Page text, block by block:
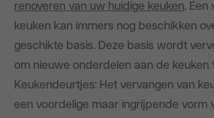
renoveren van uw huidige keuken. Een
keuken kan immers nog beschikken
geschikte basis. Deze basis wordt
om nieuwe onderdelen aan de keuken
Keukendeurtjes: Het vervangen van
een voordelige maar ingrijpende vorm